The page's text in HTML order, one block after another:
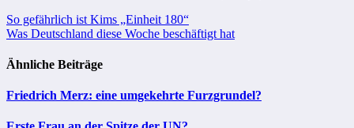
Beitragsnavigation
So gefährlich ist Kims „Einheit 180“
Was Deutschland diese Woche beschäftigt hat
Ähnliche Beiträge
Friedrich Merz: eine umgekehrte Furzgrundel?